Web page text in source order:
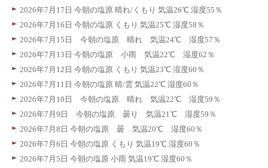
2026年7月17日 今朝の塩原 晴れ/くもり 気温26℃ 湿度55％
2026年7月16日 今朝の塩原 くもり 気温25℃ 湿度58％
2026年7月15日 今朝の塩原 晴れ 気温24℃ 湿度57％
2026年7月13日 今朝の塩原 小雨 気温22℃ 湿度62％
2026年7月12日 今朝の塩原 くもり 気温23℃ 湿度60％
2026年7月11日 今朝の塩原 晴/雲 気温22℃ 湿度60％
2026年7月10日 今朝の塩原 晴れ 気温22℃ 湿度59％
2026年7月9日 今朝の塩原 曇り 気温21℃ 湿度59％
2026年7月8日 今朝の塩原 曇 気温20℃ 湿度60％
2026年7月6日 今朝の塩原 くもり 気温19℃ 湿度60％
2026年7月5日 今朝の塩原 小雨 気温19℃ 湿度60％